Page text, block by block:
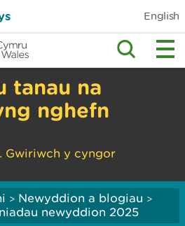
English
tanau na
nghefn
Gwiriwch y cyngor
> Newyddion a blogiau >
newyddion 2025